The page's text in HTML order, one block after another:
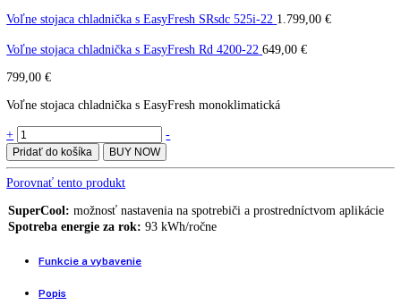
Voľne stojaca chladnička s
EasyFresh Rd 5000-22
[I] Rd 5000
Voľne stojaca chladnička s EasyFresh SRsdc 525i-22
Voľne stojaca chladnička s EasyFresh Rd 4200-22